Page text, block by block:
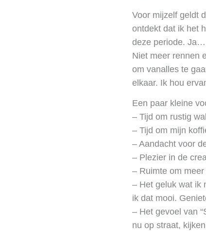
Voor mijzelf geldt
ontdekt dat ik het
deze periode. Ja…
Niet meer rennen
om vanalles te
elkaar. Ik hou
Een paar kleine
– Tijd om rustig
– Tijd om mijn
– Aandacht voor
– Plezier in de
– Ruimte om
– Het geluk wat ik
ik dat mooi.
– Het gevoel van
nu op straat,